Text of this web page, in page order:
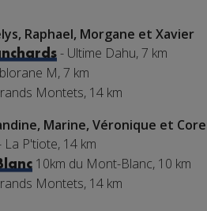
Raphael, Morgane et Xavier
- Ultime Dahu, 7 km
M, 7 km
Montets, 14 km
Marine, Véronique et
La P'tiote, 14 km
10km du Mont-Blanc, 10 km
Montets, 14 km